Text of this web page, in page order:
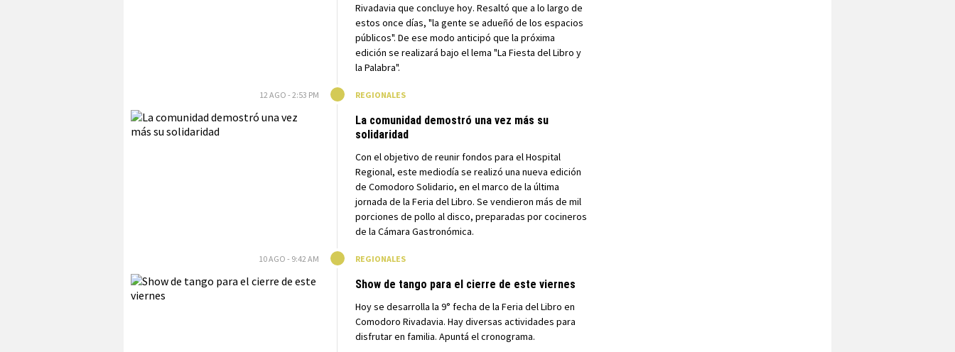
Rivadavia que concluye hoy. Resaltó que a lo largo de
estos once días, "la gente se adueñó de los espacios
públicos". De ese modo anticipó que la próxima
edición se realizará bajo el lema "La Fiesta del Libro y
la Palabra".
12 AGO - 2:53 PM REGIONALES
La comunidad demostró una vez más su
solidaridad
Con el objetivo de reunir fondos para el Hospital
Regional, este mediodía se realizó una nueva edición
de Comodoro Solidario, en el marco de la última
jornada de la Feria del Libro. Se vendieron más de mil
porciones de pollo al disco, preparadas por cocineros
de la Cámara Gastronómica.
10 AGO - 9:42 AM REGIONALES
Show de tango para el cierre de este viernes
Hoy se desarrolla la 9° fecha de la Feria del Libro en
Comodoro Rivadavia. Hay diversas actividades para
disfrutar en familia. Apuntá el cronograma.